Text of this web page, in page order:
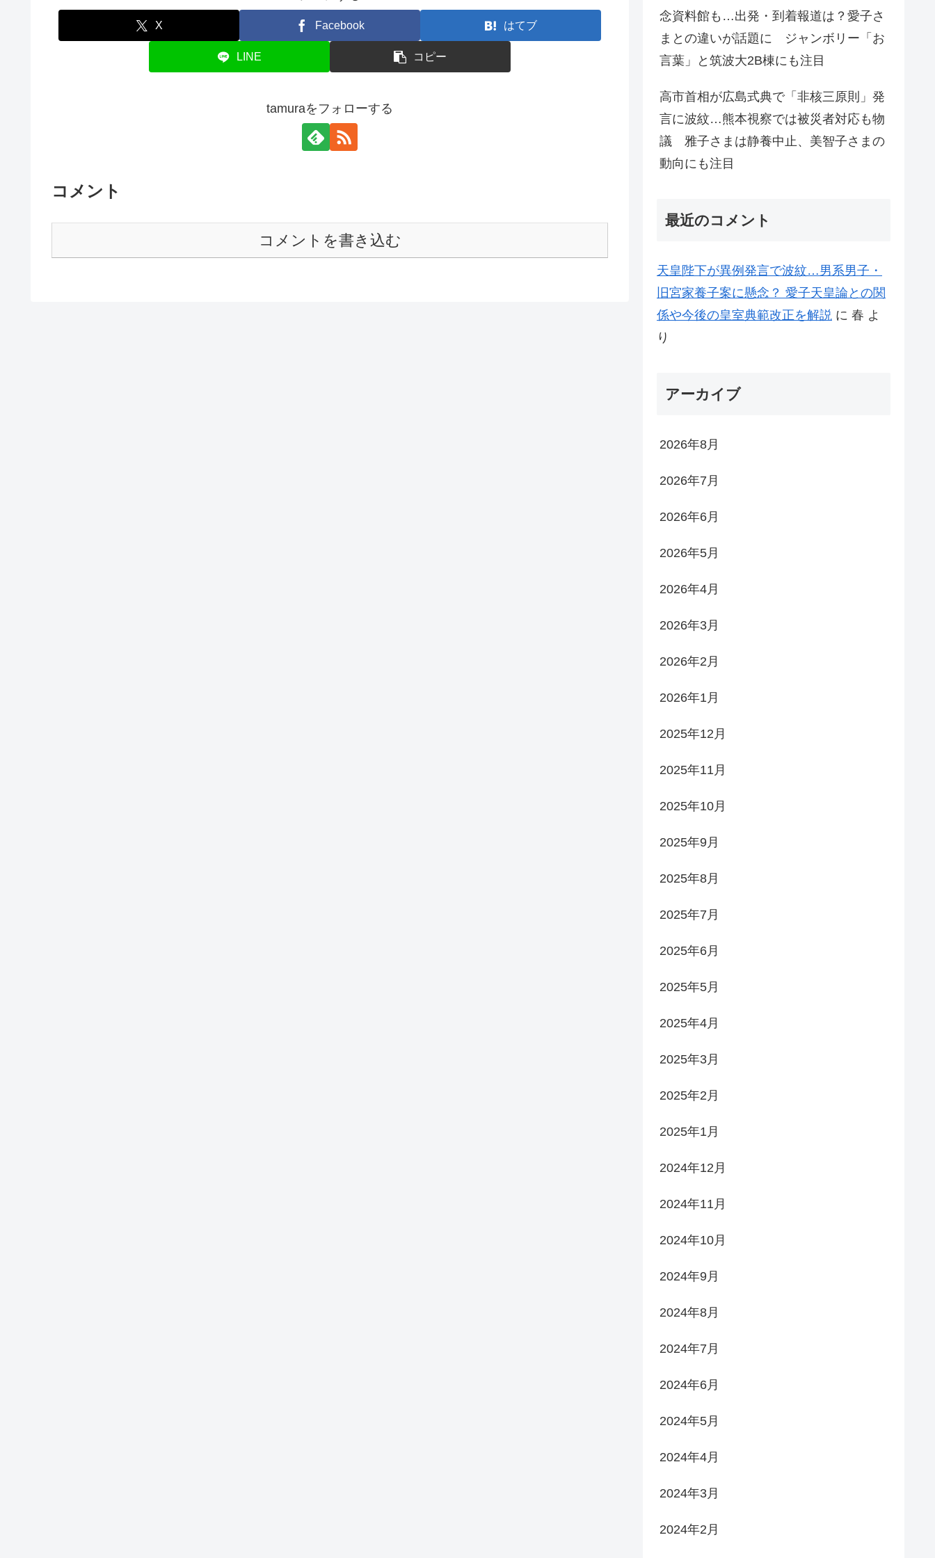
X Facebook はてブ
LINE コピー
tamuraをフォローする
コメント
コメントを書き込む
念資料館も…出発・到着報道は？愛子さ
まとの違いが話題に ジャンボリー「お
言葉」と筑波大2B棟にも注目
高市首相が広島式典で「非核三原則」発
言に波紋…熊本視察では被災者対応も物
議 雅子さまは静養中止、美智子さまの
動向にも注目
最近のコメント
天皇陛下が異例発言で波紋…男系男子・
旧宮家養子案に懸念？ 愛子天皇論との関
係や今後の皇室典範改正を解説 に 春 よ
り
アーカイブ
2026年8月
2026年7月
2026年6月
2026年5月
2026年4月
2026年3月
2026年2月
2026年1月
2025年12月
2025年11月
2025年10月
2025年9月
2025年8月
2025年7月
2025年6月
2025年5月
2025年4月
2025年3月
2025年2月
2025年1月
2024年12月
2024年11月
2024年10月
2024年9月
2024年8月
2024年7月
2024年6月
2024年5月
2024年4月
2024年3月
2024年2月